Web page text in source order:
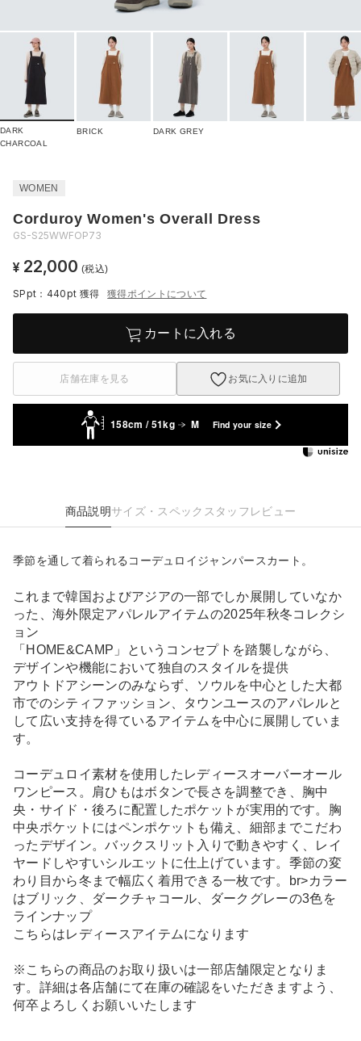
DARK
CHARCOAL
BRICK DARK GREY
WOMEN
Corduroy Women's Overall Dress
GS-S25WWFOP73
¥ 22,000 (税込)
SPpt：440pt 獲得 獲得ポイントについて
カートに入れる
店舗在庫を見る お気に入りに追加
158cm / 51kg M Find your size
商品説明サイズ・スペック スタッフレビュー
季節を通して着られるコーデュロイジャンパースカート。
これまで韓国およびアジアの一部でしか展開していなか
った、海外限定アパレルアイテムの2025年秋冬コレクシ
ョン
「HOME&CAMP」というコンセプトを踏襲しながら、
デザインや機能において独自のスタイルを提供
アウトドアシーンのみならず、ソウルを中心とした大都
市でのシティファッション、タウンユースのアパレルと
して広い支持を得ているアイテムを中心に展開していま
す。
コーデュロイ素材を使用したレディースオーバーオール
ワンピース。肩ひもはボタンで長さを調整でき、胸中
央・サイド・後ろに配置したポケットが実用的です。胸
中央ポケットにはペンポケットも備え、細部までこだわ
ったデザイン。バックスリット入りで動きやすく、レイ
ヤードしやすいシルエットに仕上げています。季節の変
わり目から冬まで幅広く着用できる一枚です。br>カラー
はブリック、ダークチャコール、ダークグレーの3色を
ラインナップ
こちらはレディースアイテムになります
※こちらの商品のお取り扱いは一部店舗限定となりま
す。詳細は各店舗にて在庫の確認をいただきますよう、
何卒よろしくお願いいたします